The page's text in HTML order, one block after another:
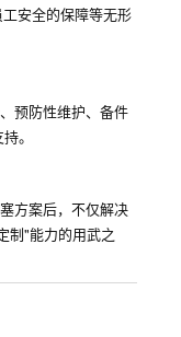
安全的保障等无形
预防性维护、备件
。
方案后，不仅解决
制"能力的用武之